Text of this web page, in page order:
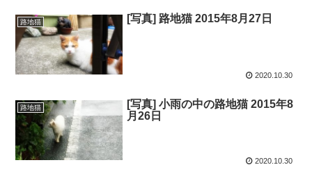
路地猫 [写真] 路地猫 2015年8月27日
2020.10.30
路地猫
[写真] 小雨の中の路地猫 2015年8
月26日
2020.10.30